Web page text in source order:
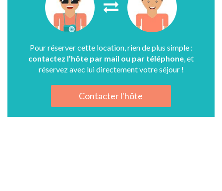
Pour réserver cette location, rien de plus simple :
contactez l’hôte par mail ou par téléphone, et
réservez avec lui directement votre séjour !
Contacter l'hôte